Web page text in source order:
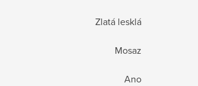
Zlatá lesklá
Mosaz
Ano